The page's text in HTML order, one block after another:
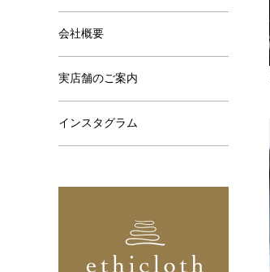
会社概要
実店舗のご案内
インスタグラム